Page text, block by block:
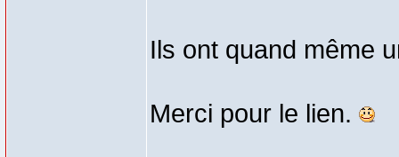
Ils ont quand même
Merci pour le lien.